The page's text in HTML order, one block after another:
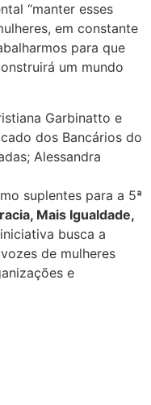
“manter esses
em constante
para que
um mundo
Garbinatto e
dos Bancários do
Alessandra
suplentes para a 5ª
Mais Igualdade,
busca a
de mulheres
e